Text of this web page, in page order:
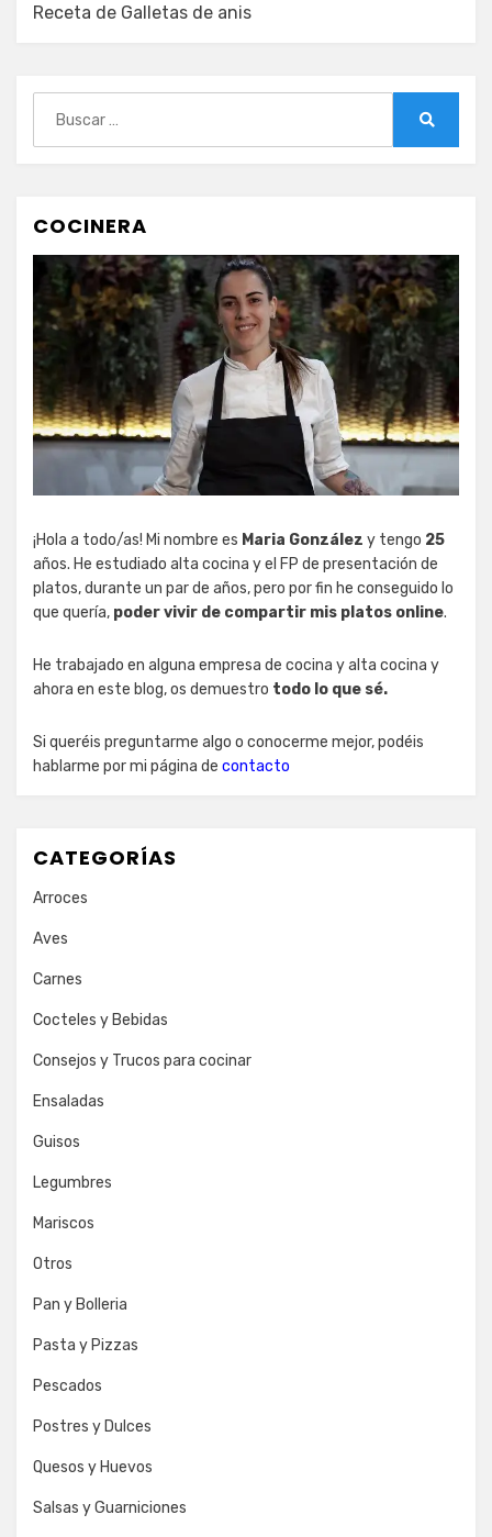
Receta de Galletas de anis
COCINERA
¡Hola a todo/as! Mi nombre es Maria González y tengo 25
años. He estudiado alta cocina y el FP de presentación de
platos, durante un par de años, pero por fin he conseguido lo
que quería, poder vivir de compartir mis platos online.
He trabajado en alguna empresa de cocina y alta cocina y
ahora en este blog, os demuestro todo lo que sé.
Si queréis preguntarme algo o conocerme mejor, podéis
hablarme por mi página de contacto
CATEGORÍAS
Arroces
Aves
Carnes
Cocteles y Bebidas
Consejos y Trucos para cocinar
Ensaladas
Guisos
Legumbres
Mariscos
Otros
Pan y Bolleria
Pasta y Pizzas
Pescados
Postres y Dulces
Quesos y Huevos
Salsas y Guarniciones